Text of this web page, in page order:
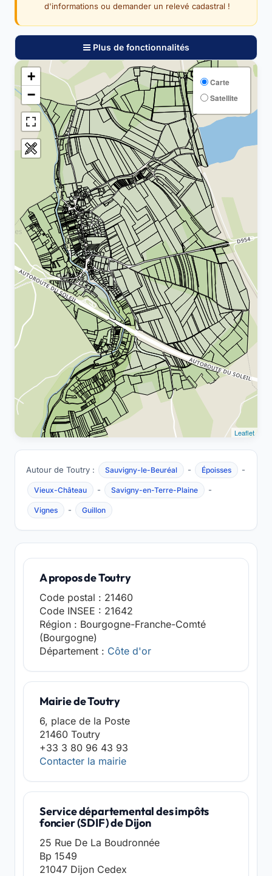
d'informations ou demander un relevé cadastral !
Plus de fonctionnalités
+
−
Carte
Satellite
Leaflet
Autour de Toutry : Sauvigny-le-Beuréal - Époisses -
Vieux-Château - Savigny-en-Terre-Plaine -
Vignes - Guillon
A propos de Toutry
Code postal : 21460
Code INSEE : 21642
Région : Bourgogne-Franche-Comté
(Bourgogne)
Département : Côte d'or
Mairie de Toutry
6, place de la Poste
21460 Toutry
+33 3 80 96 43 93
Contacter la mairie
Service départemental des impôts
foncier (SDIF) de Dijon
25 Rue De La Boudronnée
Bp 1549
21047 Dijon Cedex